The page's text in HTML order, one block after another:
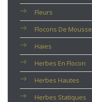
Fleurs
Flocons De Mousse
Haies
Herbes En Flocon
Herbes Hautes
Herbes Statiques